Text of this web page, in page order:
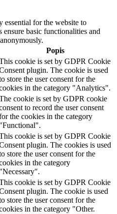
essential for the website to
basic functionalities and
Popis
cookie is set by GDPR Cookie
plugin. The cookie is used
store the user consent for the
in the category "Analytics".
cookie is set by GDPR cookie
to record the user consent
the cookies in the category
"Functional".
cookie is set by GDPR Cookie
plugin. The cookies is used
store the user consent for the
in the category
"Necessary".
cookie is set by GDPR Cookie
plugin. The cookie is used
store the user consent for the
in the category "Other.